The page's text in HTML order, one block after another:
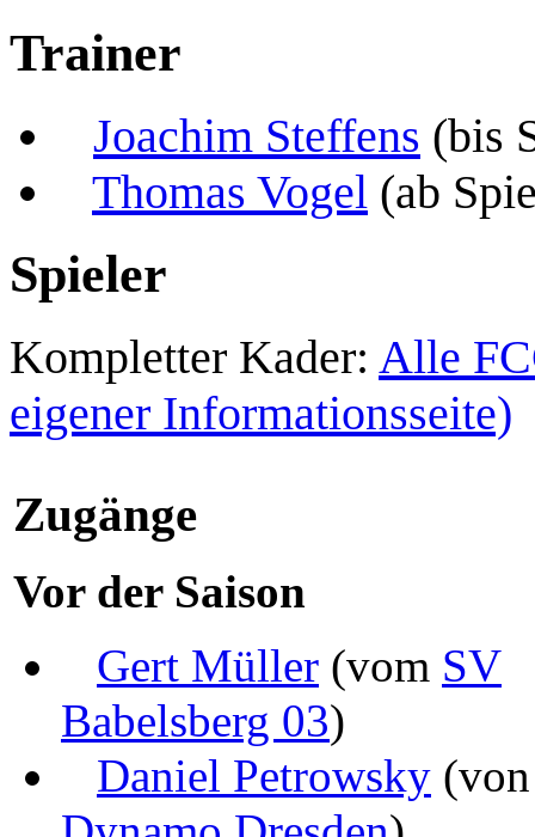
Trainer
Joachim Steffens (bis
Thomas Vogel (ab
Spieler
Kompletter Kader: Alle
eigener Informationsseite)
Zugänge
Vor der Saison
Gert Müller (vom SV
Babelsberg 03)
Daniel Petrowsky (von